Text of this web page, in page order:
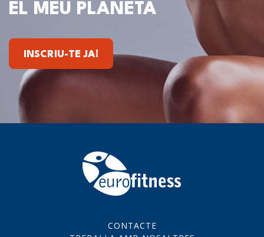
EL MEU PLANETA
INSCRIU-TE JA!
CONTACTE